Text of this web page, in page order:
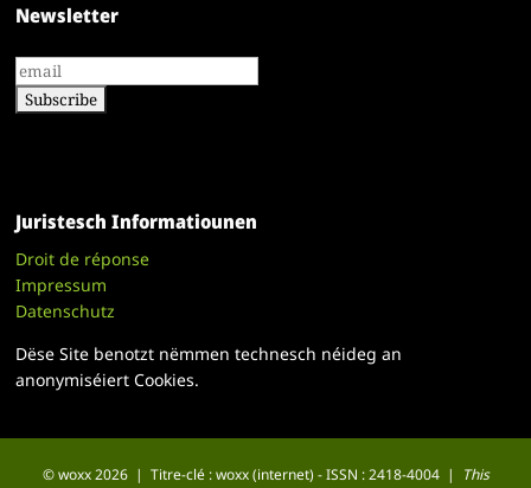
Newsletter
Juristesch Informatiounen
Droit de réponse
Impressum
Datenschutz
Dëse Site benotzt nëmmen technesch néideg an
anonymiséiert Cookies.
© woxx 2026 | Titre-clé : woxx (internet) - ISSN : 2418-4004 | This